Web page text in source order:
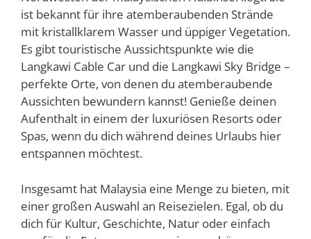
ist bekannt für ihre atemberaubenden Strände
mit kristallklarem Wasser und üppiger Vegetation.
Es gibt touristische Aussichtspunkte wie die
Langkawi Cable Car und die Langkawi Sky Bridge –
perfekte Orte, von denen du atemberaubende
Aussichten bewundern kannst! Genieße deinen
Aufenthalt in einem der luxuriösen Resorts oder
Spas, wenn du dich während deines Urlaubs hier
entspannen möchtest.
Insgesamt hat Malaysia eine Menge zu bieten, mit
einer großen Auswahl an Reisezielen. Egal, ob du
dich für Kultur, Geschichte, Natur oder einfach